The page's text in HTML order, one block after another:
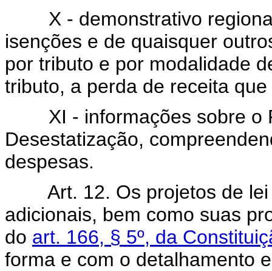
X - demonstrativo
isenções e de quaisquer
por tributo e por modalidade
tributo, a perda de receita
XI - informações sobre o
Desestatização,
despesas.
Art. 12. Os projetos de
adicionais, bem como suas
do art. 166, § 5º, da
forma e com o detalhamento